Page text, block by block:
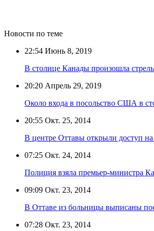
Новости по теме
22:54 Июнь 8, 2019
В столице Канады произошла
20:20 Апрель 29, 2019
Около входа в посольство США в
20:55 Окт. 25, 2014
В центре Оттавы открыли доступ
07:25 Окт. 24, 2014
Полиция взяла премьер-министра
09:09 Окт. 23, 2014
В Оттаве из больницы выписаны
07:28 Окт. 23, 2014